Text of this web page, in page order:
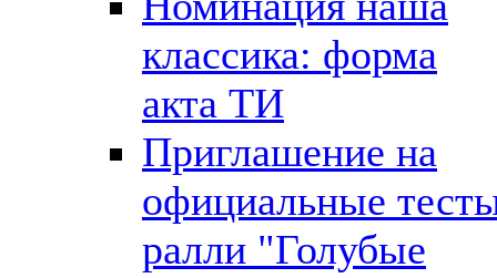
классика: форма
акта ТИ
Приглашение на
официальные
ралли "Голубые